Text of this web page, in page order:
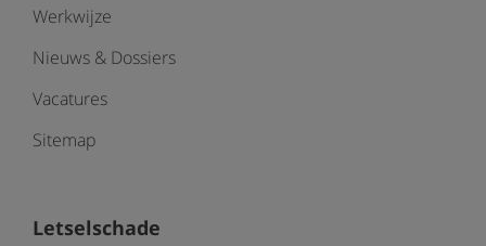
Werkwijze
Nieuws & Dossiers
Vacatures
Sitemap
Letselschade